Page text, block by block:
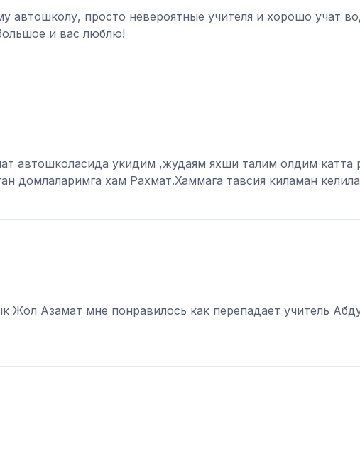
автошколу, просто невероятные учителя и хорошо учат
и вас люблю!
автошколасида укидим ,жудаям яхши талим олдим катта
домлаларимга хам Рахмат.Хаммага тавсия киламан
Жол Азамат мне понравилось как перепадает учитель